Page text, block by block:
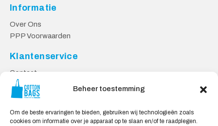
Beheer toestemming
Om de beste ervaringen te bieden, gebruiken wij technologieën zoals
cookies om informatie over je apparaat op te slaan en/of te raadplegen.
Informatie
Over Ons
PPP Voorwaarden
Klantenservice
Contact
Privacy Voorwaarden
Levering en Retourneren
Veilig Shoppen